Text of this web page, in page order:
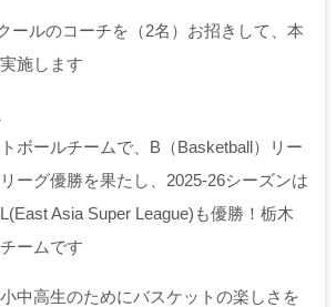
ールのコーチを（2名）お招きして、本
施します
ボールチームで、B（Basketball）リー
ーグ優勝を果たし、2025-26シーズンは
East Asia Super League)も優勝！栃木
ームです
中高生のためにバスケットの楽しさを